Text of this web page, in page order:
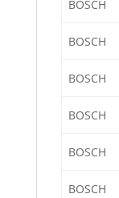
BOSCH
BOSCH
BOSCH
BOSCH
BOSCH
BOSCH